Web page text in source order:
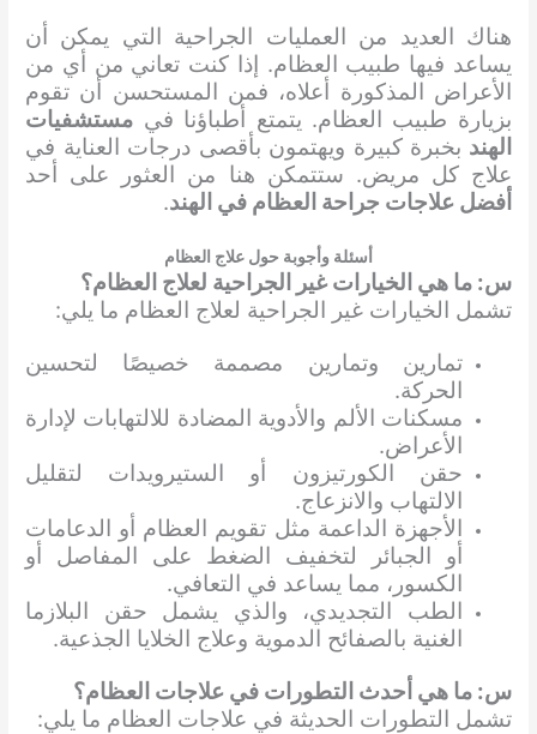
هناك العديد من العمليات الجراحية التي يمكن أن
يساعد فيها طبيب العظام. إذا كنت تعاني من أي من
الأعراض المذكورة أعلاه، فمن المستحسن أن تقوم
بزيارة طبيب العظام. يتمتع أطباؤنا في مستشفيات
الهند بخبرة كبيرة ويهتمون بأقصى درجات العناية في
علاج كل مريض. ستتمكن هنا من العثور على أحد
أفضل علاجات جراحة العظام في الهند.
أسئلة وأجوبة حول علاج العظام
س: ما هي الخيارات غير الجراحية لعلاج العظام؟
تشمل الخيارات غير الجراحية لعلاج العظام ما يلي:
تمارين وتمارين مصممة خصيصًا لتحسين
الحركة.
مسكنات الألم والأدوية المضادة للالتهابات لإدارة
الأعراض.
حقن الكورتيزون أو الستيرويدات لتقليل
الالتهاب والانزعاج.
الأجهزة الداعمة مثل تقويم العظام أو الدعامات
أو الجبائر لتخفيف الضغط على المفاصل أو
الكسور، مما يساعد في التعافي.
الطب التجديدي، والذي يشمل حقن البلازما
الغنية بالصفائح الدموية وعلاج الخلايا الجذعية.
س: ما هي أحدث التطورات في علاجات العظام؟
تشمل التطورات الحديثة في علاجات العظام ما يلي: